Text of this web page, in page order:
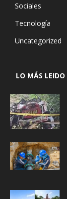
Sociales
Tecnología
Uncategorized
LO MÁS LEIDO